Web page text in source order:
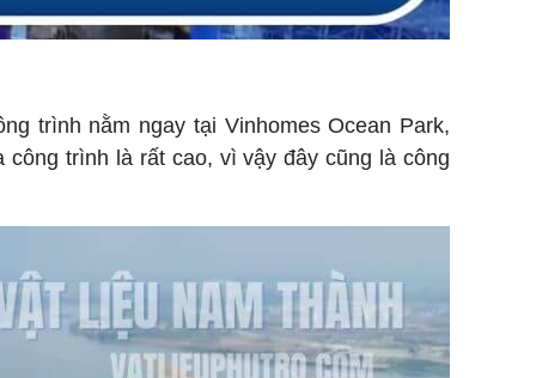
trình nằm ngay tại Vinhomes Ocean Park,
trình là rất cao, vì vậy đây cũng là công